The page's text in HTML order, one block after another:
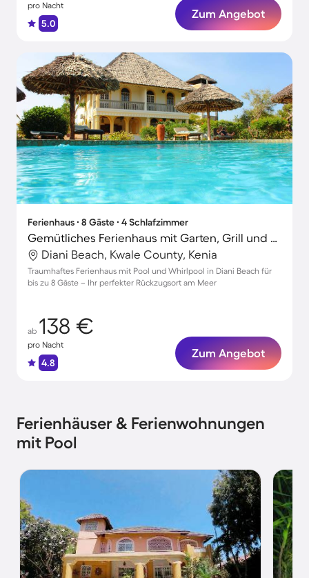
pro Nacht
5.0
Zum Angebot
Ferienhaus ∙ 8 Gäste ∙ 4 Schlafzimmer
Gemütliches Ferienhaus mit Garten, Grill und Pool | Nah am Strand
Diani Beach, Kwale County, Kenia
Traumhaftes Ferienhaus mit Pool und Whirlpool in Diani Beach für
bis zu 8 Gäste – Ihr perfekter Rückzugsort am Meer
ab 138 €
pro Nacht
4.8
Zum Angebot
Ferienhäuser & Ferienwohnungen
mit Pool